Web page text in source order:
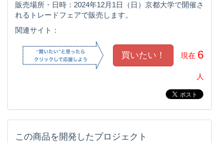
販売場所・日時：2024年12月1日（日）京都大学で開催さ
れるトレードフェアで販売します。
関連サイト：
現在 6
人
この商品を開発したプロジェクト